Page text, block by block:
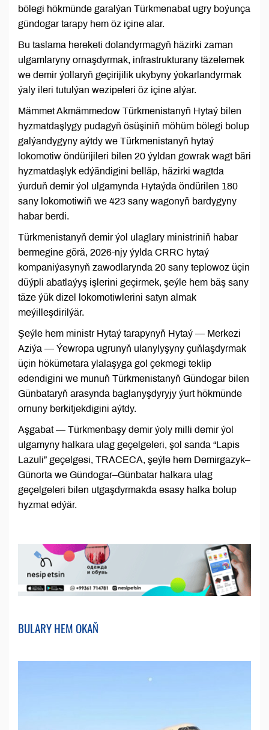
bölegi hökmünde garalýan Türkmenabat ugry boýunça
gündogar tarapy hem öz içine alar.
Bu taslama hereketi dolandyrmagyň häzirki zaman
ulgamlaryny ornaşdyrmak, infrastrukturany täzelemek
we demir ýollaryň geçirijilik ukybyny ýokarlandyrmak
ýaly ileri tutulýan wezipeleri öz içine alýar.
Mämmet Akmämmedow Türkmenistanyň Hytaý bilen
hyzmatdaşlygy pudagyň ösüşiniň möhüm bölegi bolup
galýandygyny aýtdy we Türkmenistanyň hytaý
lokomotiw öndürijileri bilen 20 ýyldan gowrak wagt bäri
hyzmatdaşlyk edýändigini belläp, häzirki wagtda
ýurduň demir ýol ulgamynda Hytaýda öndürilen 180
sany lokomotiwiň we 423 sany wagonyň bardygyny
habar berdi.
Türkmenistanyň demir ýol ulaglary ministriniň habar
bermegine görä, 2026-njy ýylda CRRC hytaý
kompaniýasynyň zawodlarynda 20 sany teplowoz üçin
düýpli abatlaýyş işlerini geçirmek, şeýle hem bäş sany
täze ýük dizel lokomotiwlerini satyn almak
meýilleşdirilýär.
Şeýle hem ministr Hytaý tarapynyň Hytaý — Merkezi
Aziýa — Ýewropa ugrunyň ulanylyşyny çuňlaşdyrmak
üçin hökümetara ylalaşyga gol çekmegi teklip
edendigini we munuň Türkmenistanyň Gündogar bilen
Günbataryň arasynda baglanyşdyryjy ýurt hökmünde
ornuny berkitjekdigini aýtdy.
Aşgabat — Türkmenbaşy demir ýoly milli demir ýol
ulgamyny halkara ulag geçelgeleri, şol sanda “Lapis
Lazuli” geçelgesi, TRACECA, şeýle hem Demirgazyk–
Günorta we Gündogar–Günbatar halkara ulag
geçelgeleri bilen utgaşdyrmakda esasy halka bolup
hyzmat edýär.
BULARY HEM OKAŇ